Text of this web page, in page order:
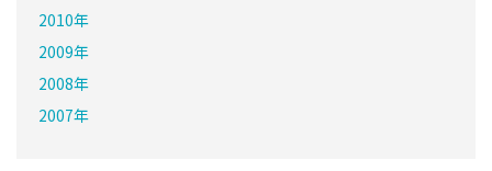
2010年
2009年
2008年
2007年